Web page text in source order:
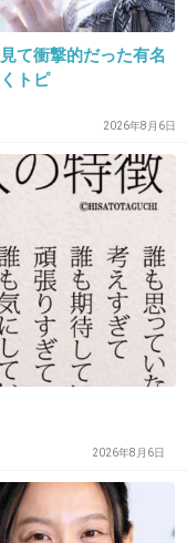
ーストとか選ん
じゃない？
+18 -4
+2
て衝撃的だった有名
トピ
2026年8月6日
2026年8月6日